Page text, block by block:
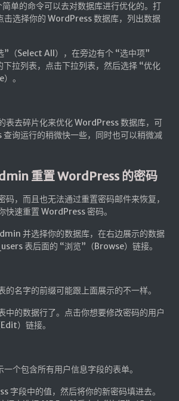
单的命令可以去对数据库进行优化的。打
选择你的 WordPress 数据库，列出数据
”（Select All），在旁边有个 “选中项”
拉列表，点击下拉列表，然后选择 “优化
。
表去碎片化来优化 WordPress 数据库，可
询运行的稍微快一些，同时也可以稍微减
重置 WordPress 的密码
码，而且也无法通过重置密码邮件来恢复，
快速重置 WordPress 密码。
并选择你的数据库，在右边展示的数据
表后面的 “浏览”（Browse）链接。
的名字的前缀可能跟上面展示的不一样。
中的数据行了。点击你想要修改密码的用户
）链接。
个包含所有用户信息字段的表单。
字段中的值，然后将你的新密码填进去。